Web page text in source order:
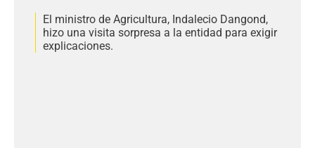
El ministro de Agricultura, Indalecio Dangond,
hizo una visita sorpresa a la entidad para exigir
explicaciones.